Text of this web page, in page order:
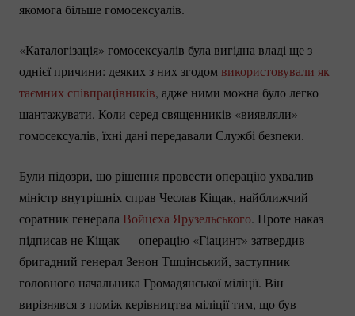
якомога більше гомосексуалів.
«Каталогізація» гомосексуалів була вигідна владі ще з
однієї причини: деяких з них згодом використовували як
таємних співпрацівників, адже ними можна було легко
шантажувати. Коли серед священників «виявляли»
гомосексуалів, їхні дані передавали Службі безпеки.
Були підозри, що рішення провести операцію ухвалив
міністр внутрішніх справ Чеслав Кіщак, найближчий
соратник генерала Войцєха Ярузельського. Проте наказ
підписав не Кіщак — операцію «Гіацинт» затвердив
бригадний генерал Зенон Тшцінський, заступник
головного начальника Громадянської міліції. Він
вирізнявся з-поміж керівництва міліції тим, що був